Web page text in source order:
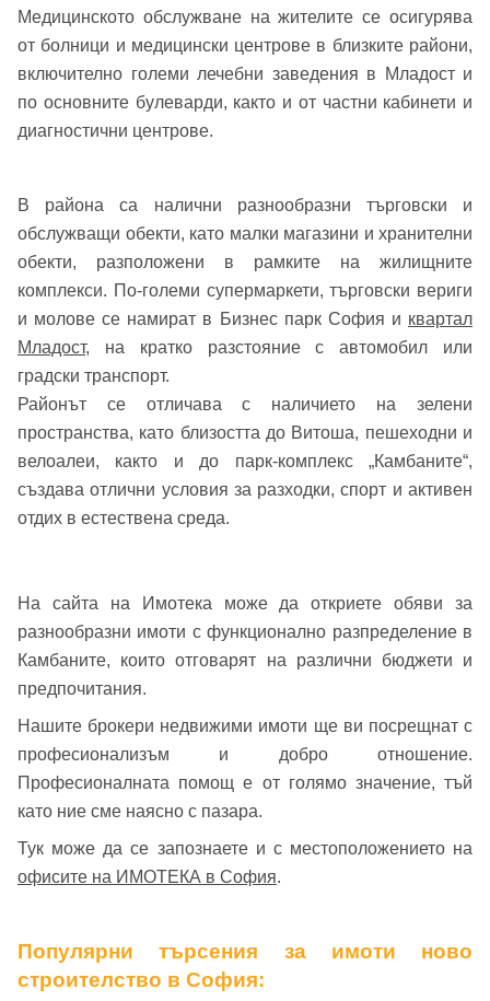
Вход като гост
Вход с Google
Медицинското обслужване на жителите се осигурява
от болници и медицински центрове в близките райони,
включително големи лечебни заведения в Младост и
по основните булеварди, както и от частни кабинети и
диагностични центрове.
В района са налични разнообразни търговски и
обслужващи обекти, като малки магазини и хранителни
обекти, разположени в рамките на жилищните
комплекси. По-големи супермаркети, търговски вериги
и молове се намират в Бизнес парк София и квартал
Младост, на кратко разстояние с автомобил или
градски транспорт.
Районът се отличава с наличието на зелени
пространства, като близостта до Витоша, пешеходни и
велоалеи, както и до парк-комплекс „Камбаните“,
създава отлични условия за разходки, спорт и активен
отдих в естествена среда.
На сайта на Имотека може да откриете обяви за
разнообразни имоти с функционално разпределение в
Камбаните, които отговарят на различни бюджети и
предпочитания.
Нашите брокери недвижими имоти ще ви посрещнат с
професионализъм и добро отношение.
Професионалната помощ е от голямо значение, тъй
като ние сме наясно с пазара.
Тук може да се запознаете и с местоположението на
офисите на ИМОТЕКА в София.
Популярни търсения за имоти ново
строителство в София:
Заяви оглед